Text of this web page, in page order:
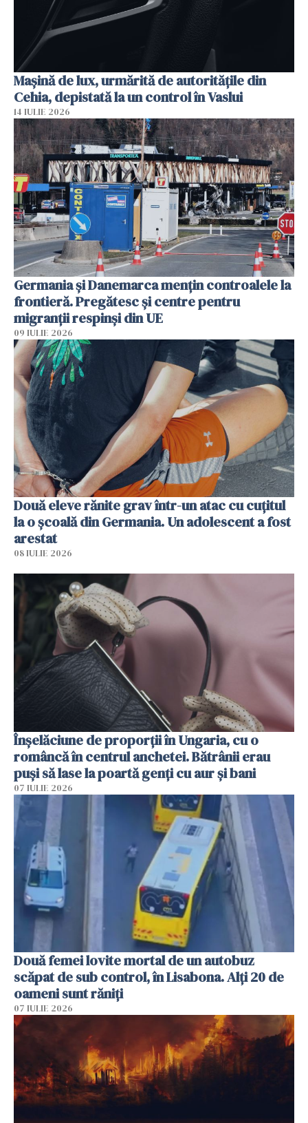
Mașină de lux, urmărită de autoritățile din
Cehia, depistată la un control în Vaslui
14 IULIE 2026
Germania și Danemarca mențin controalele la
frontieră. Pregătesc și centre pentru
migranții respinși din UE
09 IULIE 2026
Două eleve rănite grav într-un atac cu cuțitul
la o școală din Germania. Un adolescent a fost
arestat
08 IULIE 2026
Înșelăciune de proporții în Ungaria, cu o
româncă în centrul anchetei. Bătrânii erau
puși să lase la poartă genți cu aur și bani
07 IULIE 2026
Două femei lovite mortal de un autobuz
scăpat de sub control, în Lisabona. Alți 20 de
oameni sunt răniți
07 IULIE 2026